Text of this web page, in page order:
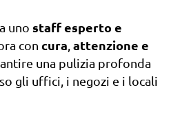
uno staff esperto e
con cura attenzione e
una pulizia profonda
gli uffici, i negozi e i locali